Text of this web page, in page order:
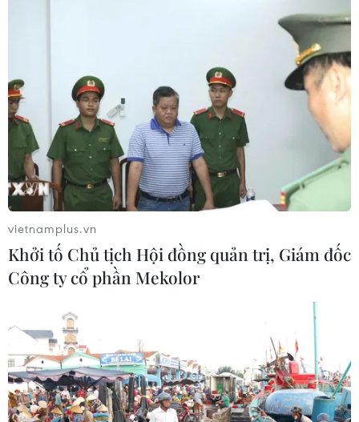
TIN CÙNG CHUYÊN MỤC
vietnamplus.vn
Khởi tố Chủ tịch Hội đồng quản trị, Giám đốc
Công ty cổ phần Mekolor